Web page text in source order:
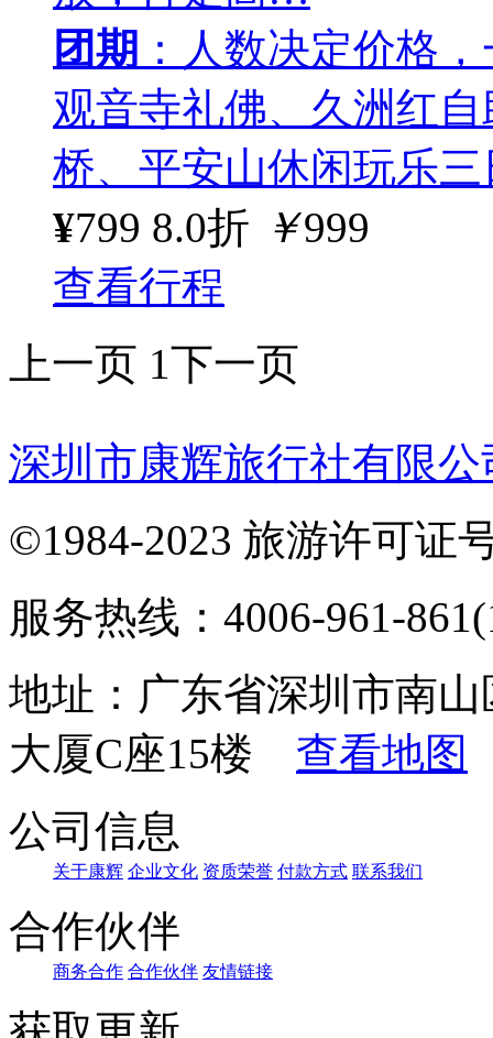
团期 ：人数决定价格
观音寺礼佛、久洲红
桥、平安山休闲玩乐三
¥799 8.0折 ￥999
查看行程
上一页 1下一页
深圳市康辉旅行社有限
©1984-2023 旅游许可证
服务热线：4006-961-
地址：广东省深圳市南
大厦C座15楼 查看地图
公司信息
关于康辉 企业文化 资质荣誉 付款方式 联系我们
合作伙伴
商务合作 合作伙伴 友情链接